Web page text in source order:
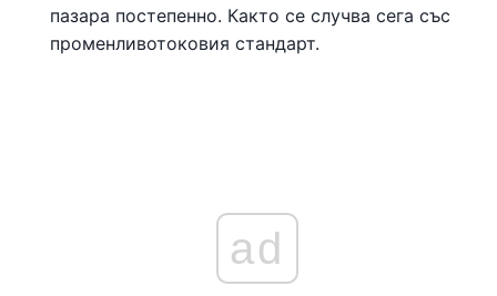
пазара постепенно. Както се случва сега със
променливотоковия стандарт.
ad